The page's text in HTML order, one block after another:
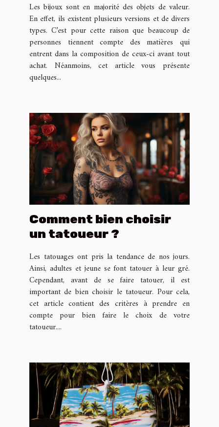
Les bijoux sont en majorité des objets de valeur.
En effet, ils existent plusieurs versions et de divers
types. C’est pour cette raison que beaucoup de
personnes tiennent compte des matières qui
entrent dans la composition de ceux-ci avant tout
achat. Néanmoins, cet article vous présente
quelques...
Comment bien choisir
un tatoueur ?
Les tatouages ont pris la tendance de nos jours.
Ainsi, adultes et jeune se font tatouer à leur gré.
Cependant, avant de se faire tatouer, il est
important de bien choisir le tatoueur. Pour cela,
cet article contient des critères à prendre en
compte pour bien faire le choix de votre
tatoueur....